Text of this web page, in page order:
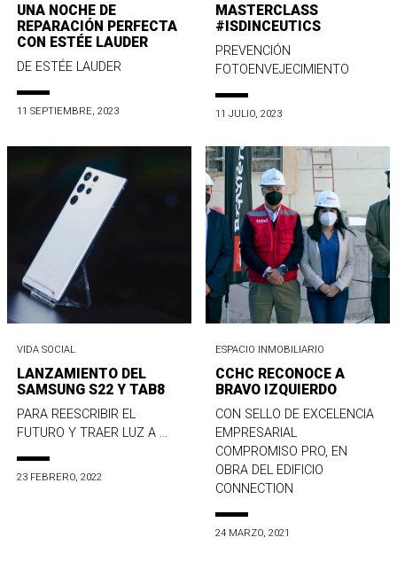
UNA NOCHE DE
REPARACIÓN PERFECTA
CON ESTÉE LAUDER
DE ESTÉE LAUDER
11 SEPTIEMBRE, 2023
MASTERCLASS
#ISDINCEUTICS
PREVENCIÓN
FOTOENVEJECIMIENTO
11 JULIO, 2023
VIDA SOCIAL
LANZAMIENTO DEL
SAMSUNG S22 Y TAB8
PARA REESCRIBIR EL
FUTURO Y TRAER LUZ A ...
23 FEBRERO, 2022
ESPACIO INMOBILIARIO
CCHC RECONOCE A
BRAVO IZQUIERDO
CON SELLO DE EXCELENCIA
EMPRESARIAL
COMPROMISO PRO, EN
OBRA DEL EDIFICIO
CONNECTION
24 MARZO, 2021